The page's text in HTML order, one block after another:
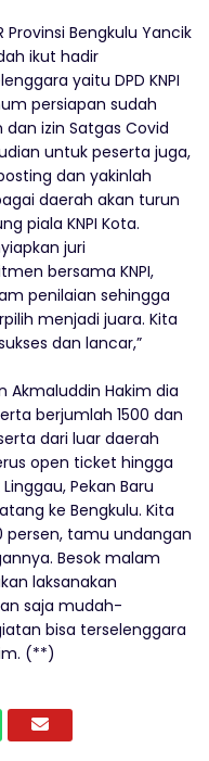
Provinsi Bengkulu Yancik
ikut hadir
yaitu DPD KNPI
persiapan sudah
dan izin Satgas Covid
untuk peserta juga,
dan yakinlah
daerah akan turun
piala KNPI Kota.
juri
bersama KNPI,
penilaian sehingga
menjadi juara. Kita
dan lancar,”
Akmaluddin Hakim dia
berjumlah 1500 dan
dari luar daerah
open ticket hingga
Pekan Baru
ke Bengkulu. Kita
tamu undangan
Besok malam
laksanakan
saja mudah-
bisa terselenggara
(**)